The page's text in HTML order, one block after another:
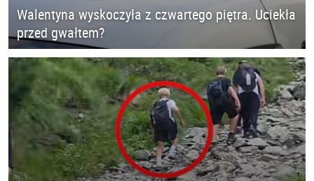
Walentyna wyskoczyła z czwartego piętra. Uciekła
przed gwałtem?